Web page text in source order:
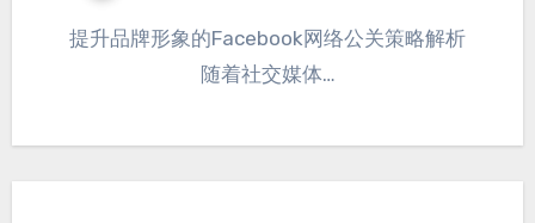
提升品牌形象的Facebook网络公关策略解析
随着社交媒体…